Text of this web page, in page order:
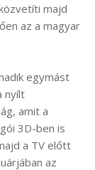
majd
az a magyar
egymást
nyílt
amit a
3D-ben is
a TV előtt
az